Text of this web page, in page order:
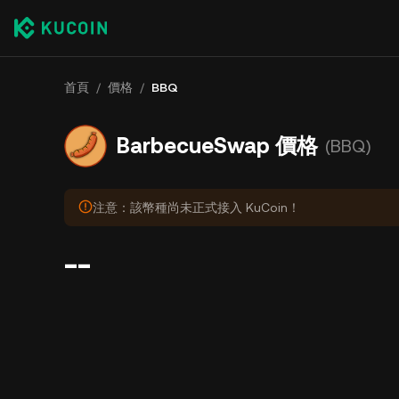
首頁 / 價格 / BBQ
BarbecueSwap 價格 (BBQ)
注意：該幣種尚未正式接入 KuCoin！
--